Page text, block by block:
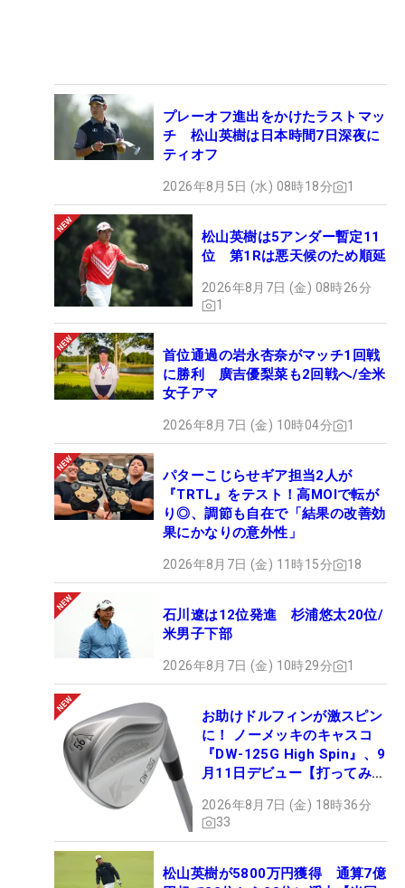
プレーオフ進出をかけたラストマッ
チ 松山英樹は日本時間7日深夜に
ティオフ
2026年8月5日 (水) 08時18分 1
松山英樹は5アンダー暫定11
位 第1Rは悪天候のため順延
2026年8月7日 (金) 08時26分
1
首位通過の岩永杏奈がマッチ1回戦
に勝利 廣吉優梨菜も2回戦へ/全米
女子アマ
2026年8月7日 (金) 10時04分 1
パターこじらせギア担当2人が
『TRTL』をテスト！高MOIで転が
り◎、調節も自在で「結果の改善効
果にかなりの意外性」
2026年8月7日 (金) 11時15分 18
石川遼は12位発進 杉浦悠太20位/
米男子下部
2026年8月7日 (金) 10時29分 1
お助けドルフィンが激スピン
に！ ノーメッキのキャスコ
『DW-125G High Spin』、9
月11日デビュー【打ってみ
2026年8月7日 (金) 18時36分
33
松山英樹が5800万円獲得 通算7億